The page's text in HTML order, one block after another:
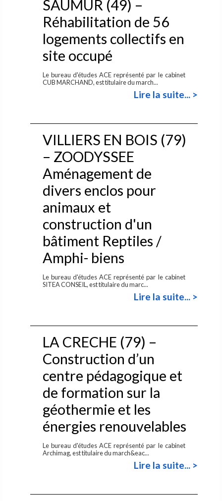
SAUMUR (49) –
Réhabilitation de 56
logements collectifs en
site occupé
Le bureau d'études ACE représenté par le cabinet
CUB MARCHAND, est titulaire du march...
Lire la suite... >
VILLIERS EN BOIS (79)
– ZOODYSSEE
Aménagement de
divers enclos pour
animaux et
construction d'un
bâtiment Reptiles /
Amphi- biens
Le bureau d'études ACE représenté par le cabinet
SITEA CONSEIL, est titulaire du marc...
Lire la suite... >
LA CRECHE (79) –
Construction d’un
centre pédagogique et
de formation sur la
géothermie et les
énergies renouvelables
Le bureau d'études ACE représenté par le cabinet
Archimag, est titulaire du march&eac...
Lire la suite... >